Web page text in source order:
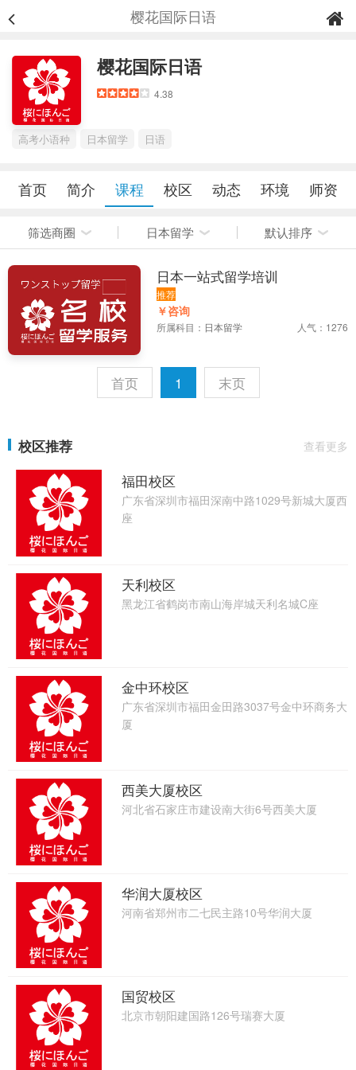
樱花国际日语
樱花国际日语
4.38
高考小语种 日本留学 日语
首页 简介 课程 校区 动态 环境 师资
筛选商圈 日本留学 默认排序
日本一站式留学培训
推荐
￥咨询
所属科目： 日本留学 人气：1276
首页 1 末页
校区推荐 查看更多
福田校区
广东省深圳市福田深南中路1029号新城大厦西
座
天利校区
黑龙江省鹤岗市南山海岸城天利名城C座
金中环校区
广东省深圳市福田金田路3037号金中环商务大
厦
西美大厦校区
河北省石家庄市建设南大街6号西美大厦
华润大厦校区
河南省郑州市二七民主路10号华润大厦
国贸校区
北京市朝阳建国路126号瑞赛大厦